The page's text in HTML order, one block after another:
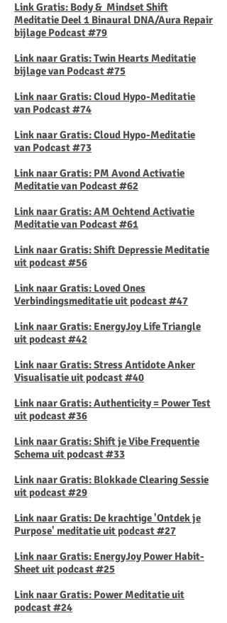
Link Gratis: Body & Mindset Shift
Meditatie Deel 1 Binaural DNA/Aura Repair
bijlage Podcast #79
Link naar Gratis: Twin Hearts Meditatie
bijlage van Podcast #75
​Link naar Gratis: Cloud Hypo-Meditatie
van Podcast #74
Link naar Gratis: Cloud Hypo-Meditatie
van Podcast #73
Link naar Gratis: PM Avond Activatie
Meditatie van Podcast #62
Link naar Gratis: AM Ochtend Activatie
Meditatie van Podcast #61
Link naar Gratis: Shift Depressie Meditatie
uit podcast #56
Link naar Gratis: Loved Ones
Verbindingsmeditatie uit podcast #47
Link naar Gratis: EnergyJoy Life Triangle
uit podcast #42
Link naar Gratis: Stress Antidote Anker
Visualisatie uit podcast #40
Link naar Gratis: Authenticity = Power Test
uit podcast #36
Link naar Gratis: Shift je Vibe Frequentie
Schema uit podcast #33
Link naar Gratis: Blokkade Clearing Sessie
uit podcast #29
Link naar Gratis: De krachtige 'Ontdek je
Purpose' meditatie uit podcast #27
Link naar Gratis: EnergyJoy Power Habit-
Sheet uit podcast #25
Link naar Gratis: Power Meditatie uit
podcast #24